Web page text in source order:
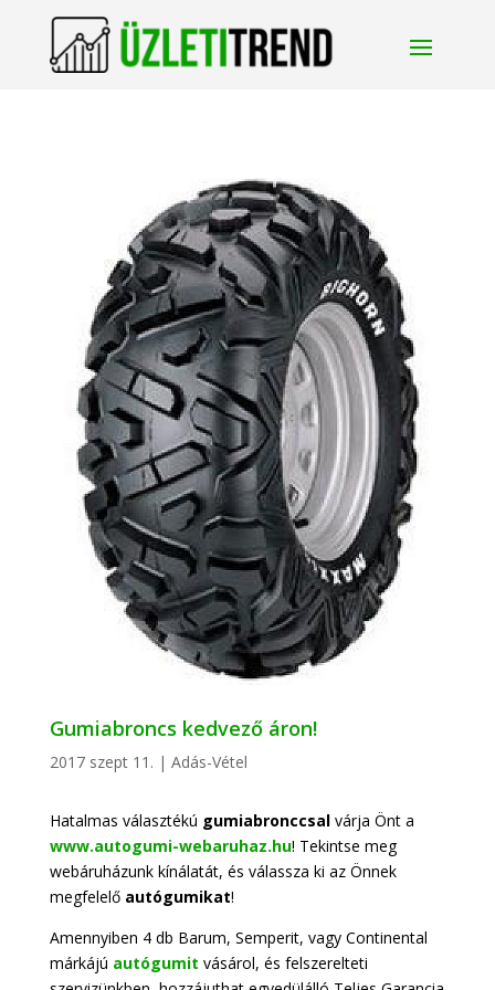
Gumiabroncs kedvező áron!
2017 szept 11. | Adás-Vétel
Hatalmas választékú gumiabronccsalvárja Önt a
www.autogumi-webaruhaz.hu! Tekintse meg
webáruházunk kínálatát, és válassza ki az Önnek
megfelelő autógumikat!
Amennyiben 4 db Barum, Semperit, vagy Continental
márkájú autógumit vásárol, és felszerelteti